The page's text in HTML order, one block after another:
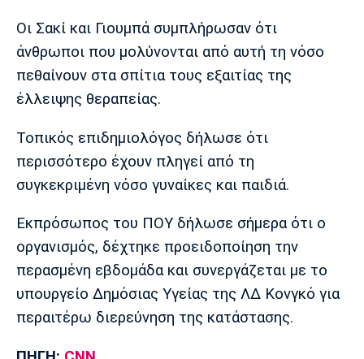
Οι Σακί και Γιουμπά συμπλήρωσαν ότι
άνθρωποι που μολύνονται από αυτή τη νόσο
πεθαίνουν στα σπίτια τους εξαιτίας της
έλλειψης θεραπείας.
Τοπικός επιδημιολόγος δήλωσε ότι
περισσότερο έχουν πληγεί από τη
συγκεκριμένη νόσο γυναίκες και παιδιά.
Εκπρόσωπος του ΠΟΥ δήλωσε σήμερα ότι ο
οργανισμός, δέχτηκε προειδοποίηση την
περασμένη εβδομάδα και συνεργάζεται με το
υπουργείο Δημόσιας Υγείας της ΛΔ Κονγκό για
περαιτέρω διερεύνηση της κατάστασης.